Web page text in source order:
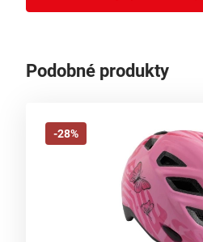
Podobné produkty
-28%